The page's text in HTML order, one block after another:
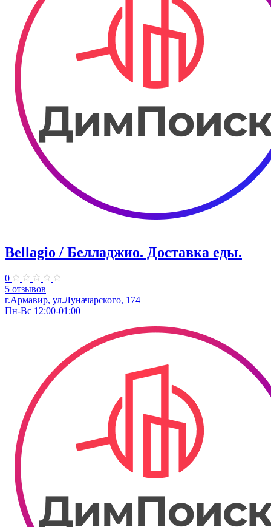
Bellagio / Белладжио. Доставка еды.
0
5 отзывов
г.Армавир, ул.Луначарского, 174
Пн-Вс 12:00-01:00